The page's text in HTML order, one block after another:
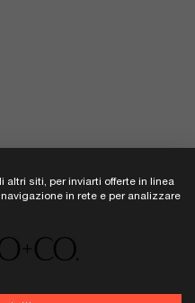
altri siti, per inviarti offerte in linea
in rete e per analizzare